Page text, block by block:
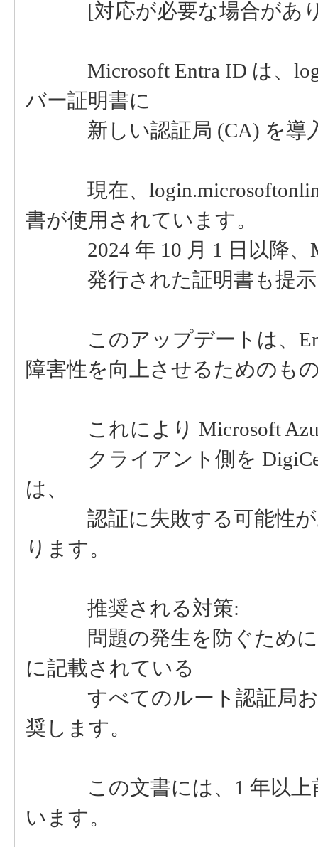
[対応が必要な場合があ
Microsoft Entra ID は、
バー証明書に
新しい認証局 (CA) を導
現在、
書が使用されています。
2024 年 10 月 1 日以降、
発行された証明書も提示
このアップデートは、
障害性を向上させるためのも
これにより Microsoft
クライアント側を
は、
認証に失敗する可能性が
ります。
推奨される対策:
問題の発生を防ぐために
に記載されている
すべてのルート認証局お
奨します。
この文書には、1 年以上前
います。